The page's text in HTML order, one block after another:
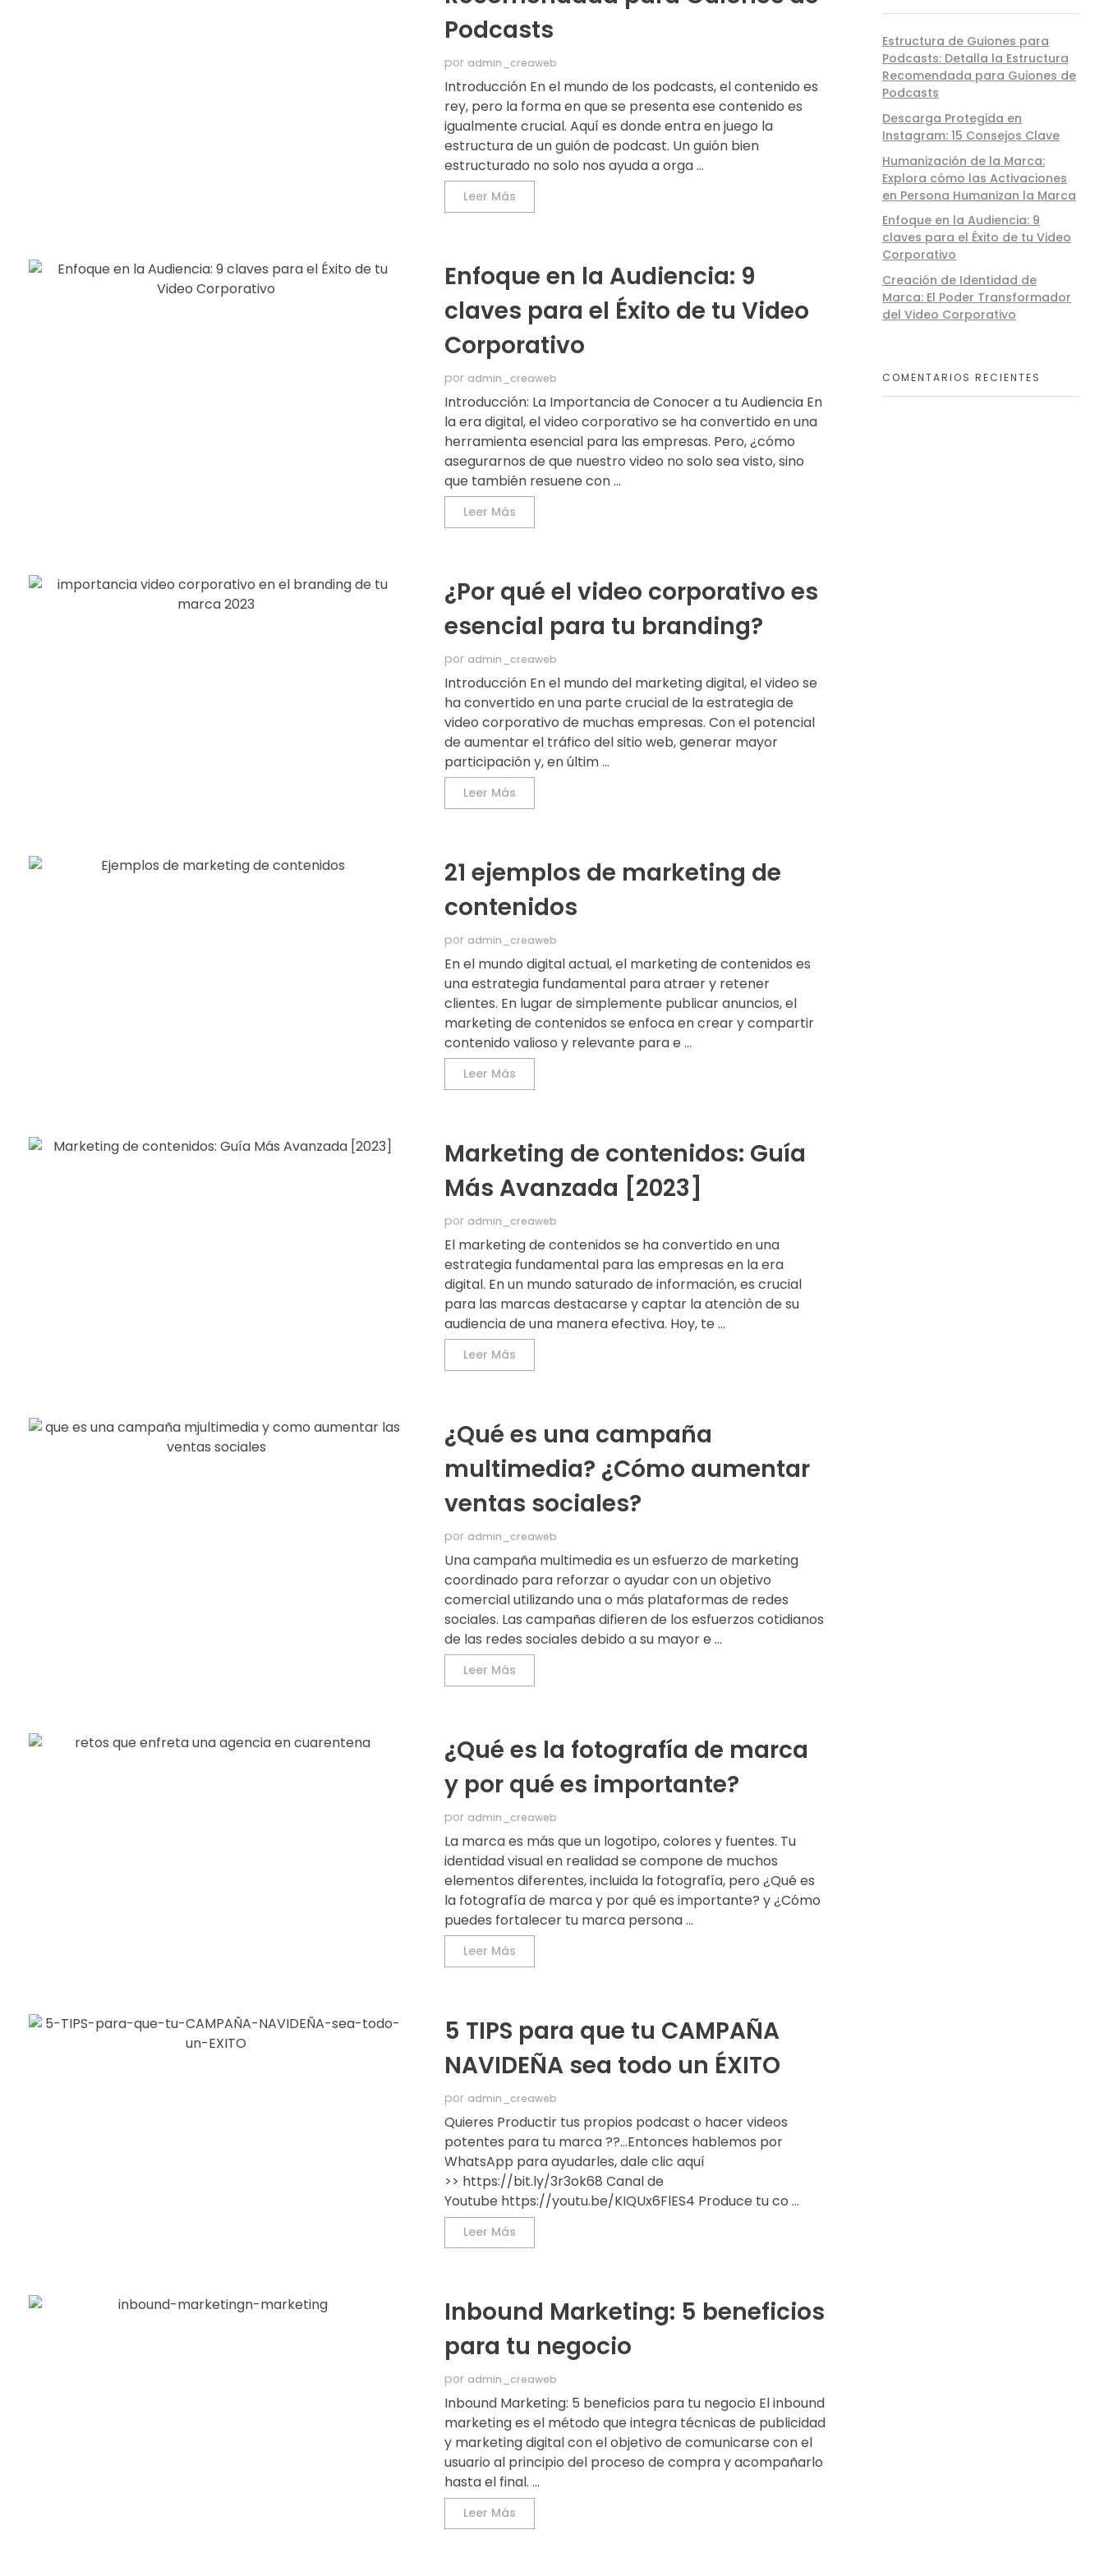
Podcasts
por admin_creaweb
Introducción En el mundo de los podcasts, el contenido es
rey, pero la forma en que se presenta ese contenido es
igualmente crucial. Aquí es donde entra en juego la
estructura de un guión de podcast. Un guión bien
estructurado no solo nos ayuda a orga ...
Leer Más
Enfoque en la Audiencia: 9
claves para el Éxito de tu Video
Corporativo
por admin_creaweb
Introducción: La Importancia de Conocer a tu Audiencia En
la era digital, el video corporativo se ha convertido en una
herramienta esencial para las empresas. Pero, ¿cómo
asegurarnos de que nuestro video no solo sea visto, sino
que también resuene con ...
Leer Más
¿Por qué el video corporativo es
esencial para tu branding?
por admin_creaweb
Introducción En el mundo del marketing digital, el video se
ha convertido en una parte crucial de la estrategia de
video corporativo de muchas empresas. Con el potencial
de aumentar el tráfico del sitio web, generar mayor
participación y, en últim ...
Leer Más
21 ejemplos de marketing de
contenidos
por admin_creaweb
En el mundo digital actual, el marketing de contenidos es
una estrategia fundamental para atraer y retener
clientes. En lugar de simplemente publicar anuncios, el
marketing de contenidos se enfoca en crear y compartir
contenido valioso y relevante para e ...
Leer Más
Marketing de contenidos: Guía
Más Avanzada [2023]
por admin_creaweb
El marketing de contenidos se ha convertido en una
estrategia fundamental para las empresas en la era
digital. En un mundo saturado de información, es crucial
para las marcas destacarse y captar la atención de su
audiencia de una manera efectiva. Hoy, te ...
Leer Más
¿Qué es una campaña
multimedia? ¿Cómo aumentar
ventas sociales?
por admin_creaweb
Una campaña multimedia es un esfuerzo de marketing
coordinado para reforzar o ayudar con un objetivo
comercial utilizando una o más plataformas de redes
sociales. Las campañas difieren de los esfuerzos cotidianos
de las redes sociales debido a su mayor e ...
Leer Más
¿Qué es la fotografía de marca
y por qué es importante?
por admin_creaweb
La marca es más que un logotipo, colores y fuentes. Tu
identidad visual en realidad se compone de muchos
elementos diferentes, incluida la fotografía, pero ¿Qué es
la fotografía de marca y por qué es importante? y ¿Cómo
puedes fortalecer tu marca persona ...
Leer Más
5 TIPS para que tu CAMPAÑA
NAVIDEÑA sea todo un ÉXITO
por admin_creaweb
Quieres Productir tus propios podcast o hacer videos
potentes para tu marca ??...Entonces hablemos por
WhatsApp para ayudarles, dale clic aquí
>> https://bit.ly/3r3ok68 Canal de
Youtube https://youtu.be/KIQUx6FlES4 Produce tu co ...
Leer Más
Inbound Marketing: 5 beneficios
para tu negocio
por admin_creaweb
Inbound Marketing: 5 beneficios para tu negocio El inbound
marketing es el método que integra técnicas de publicidad
y marketing digital con el objetivo de comunicarse con el
usuario al principio del proceso de compra y acompañarlo
hasta el final. ...
Leer Más
Estructura de Guiones para
Podcasts: Detalla la Estructura
Recomendada para Guiones de
Podcasts
Descarga Protegida en
Instagram: 15 Consejos Clave
Humanización de la Marca:
Explora cómo las Activaciones
en Persona Humanizan la Marca
Enfoque en la Audiencia: 9
claves para el Éxito de tu Video
Corporativo
Creación de Identidad de
Marca: El Poder Transformador
del Video Corporativo
COMENTARIOS RECIENTES